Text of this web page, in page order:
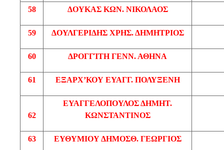
58 ΔΟΥΚΑΣ ΚΩΝ. ΝΙΚΟΛΑΟΣ
59 ΔΟΥΛΓΕΡΙΔΗΣ ΧΡΗΣ. ΔΗΜΗΤΡΙΟΣ
60 ΔΡΟΓΓΊΤΗ ΓΕΝΝ. ΑΘΗΝΑ
61 ΕΞΑΡΧ’ΚΟΥ ΕΥΑΓΓ. ΠΟΛΥΞΕΝΗ
62
ΕΥΑΓΓΕΛΟΠΟΥΛΟΣΔΗΜΗΤ.
ΚΩΝΣΤΑΝΤΙΝΟΣ
63 ΕΥΘΥΜΙΟΥΔΗΜΟΣΘ. ΓΕΩΡΓΙΟΣ